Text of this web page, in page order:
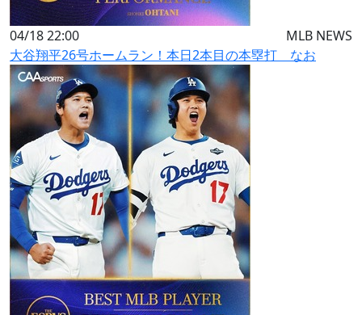
04/18 22:00
MLB NEWS
大谷翔平26号ホームラン！本日2本目の本塁打 なお